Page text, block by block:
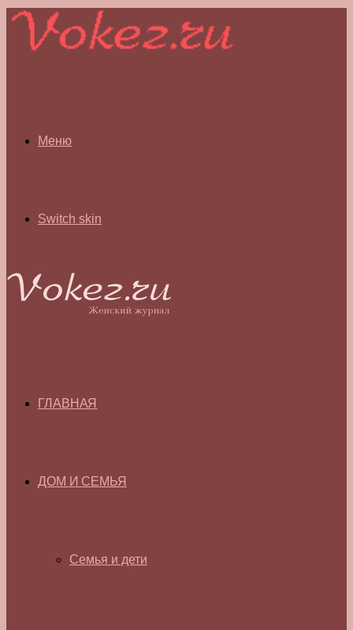
Меню
Switch skin
ГЛАВНАЯ
ДОМ И СЕМЬЯ
Семья и дети